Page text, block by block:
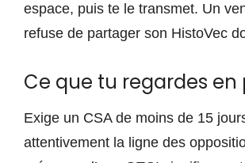
espace, puis te le transmet. Un
refuse de partager son HistoVec
Ce que tu regardes en
Exige un CSA de moins de 15
attentivement la ligne des